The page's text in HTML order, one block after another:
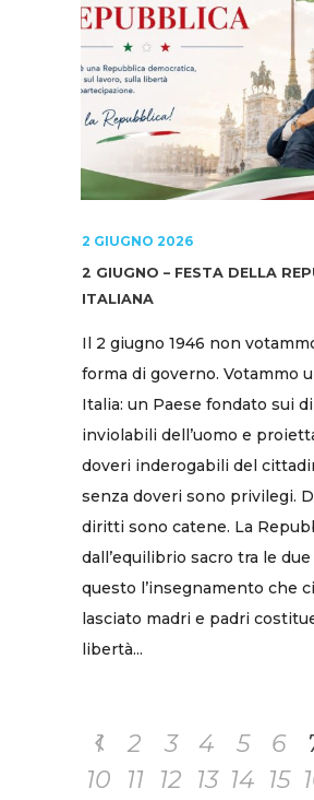
2 GIUGNO 2026
2 GIUGNO – FESTA DELLA
ITALIANA
Il 2 giugno 1946 non
forma di governo. Votammo
Italia: un Paese fondato sui
inviolabili dell’uomo e
doveri inderogabili del
senza doveri sono privilegi.
diritti sono catene. La
dall’equilibrio sacro tra le due
questo l’insegnamento che
lasciato madri e padri
libertà...
1 2 3 4 5 6
10
11 12 13 14 15